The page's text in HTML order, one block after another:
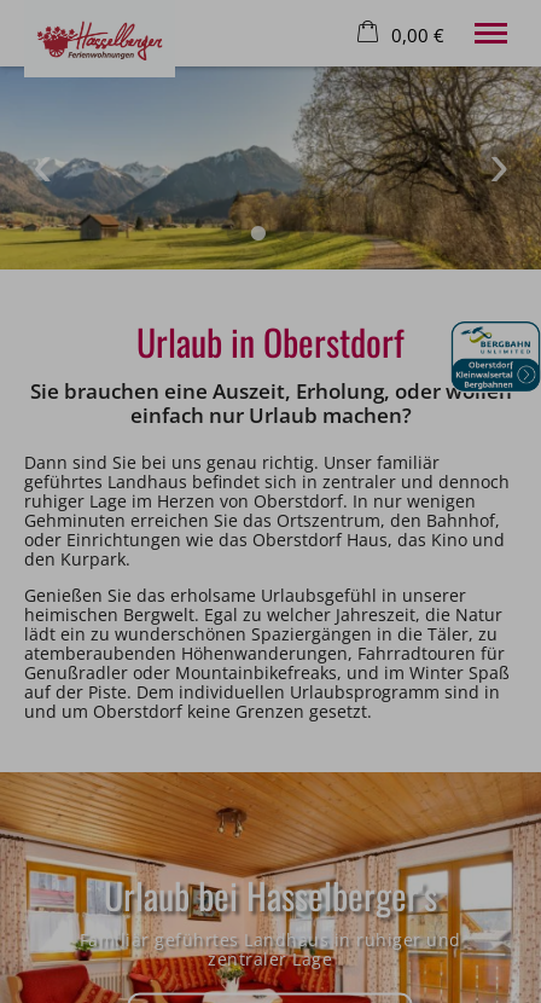
23. bis 30. August
2 Erwachsene
Willkommen
Ferienwohnungen
08322 6649
0,00 €
×
Warenkorb ist leer
Urlaub in Oberstdorf
Sie brauchen eine Auszeit, Erholung, oder wollen
einfach nur Urlaub machen?
Dann sind Sie bei uns genau richtig. Unser familiär
geführtes Landhaus befindet sich in zentraler und dennoch
ruhiger Lage im Herzen von Oberstdorf. In nur wenigen
Gehminuten erreichen Sie das Ortszentrum, den Bahnhof,
oder Einrichtungen wie das Oberstdorf Haus, das Kino und
den Kurpark.
Genießen Sie das erholsame Urlaubsgefühl in unserer
heimischen Bergwelt. Egal zu welcher Jahreszeit, die Natur
lädt ein zu wunderschönen Spaziergängen in die Täler, zu
atemberaubenden Höhenwanderungen, Fahrradtouren für
Genußradler oder Mountainbikefreaks, und im Winter Spaß
auf der Piste. Dem individuellen Urlaubsprogramm sind in
und um Oberstdorf keine Grenzen gesetzt.
Urlaub bei Hasselberger's
Familiär geführtes Landhaus in ruhiger und
zentraler Lage